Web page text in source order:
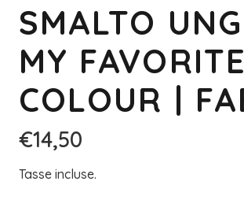
SMALTO
MY FAVORITE
COLOUR |
€14,50
Tasse incluse.